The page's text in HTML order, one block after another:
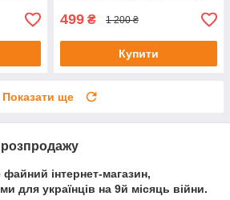
499 ₴ 1 200 ₴
Купити
Показати ще
розпродажу
інтернет-магазин,
для українців на 9й місяць війни.